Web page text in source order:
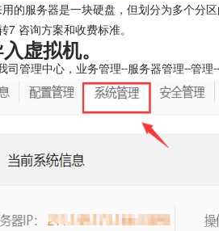
的服务器是一块硬盘，但划分为多个分
7 咨询方案和收费标准。
虚拟机。
司管理中心，业务管理--服务器管理--管